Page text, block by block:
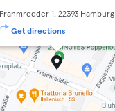
Frahmredder 1, 22393 Hamburg
Get directions